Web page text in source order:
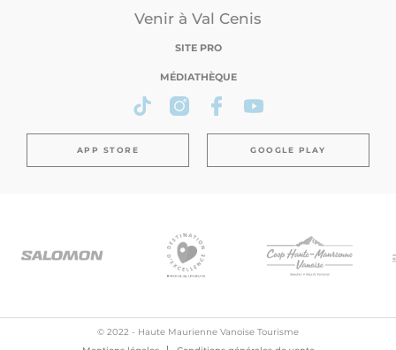
Venir à Val Cenis
SITE PRO
MÉDIATHÈQUE
APP STORE GOOGLE PLAY
© 2022 - Haute Maurienne Vanoise Tourisme